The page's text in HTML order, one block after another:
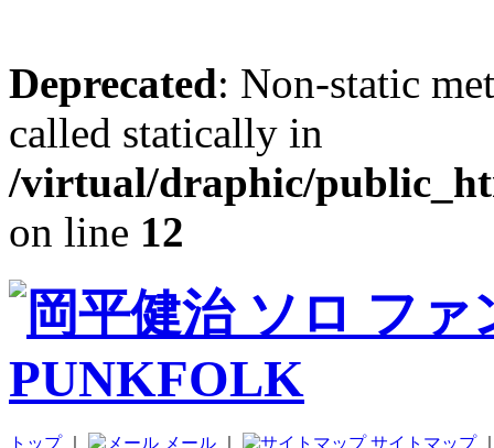
Deprecated: Non-static
called statically in
/virtual/draphic/
on line 12
トップ｜ メール サイトマップ